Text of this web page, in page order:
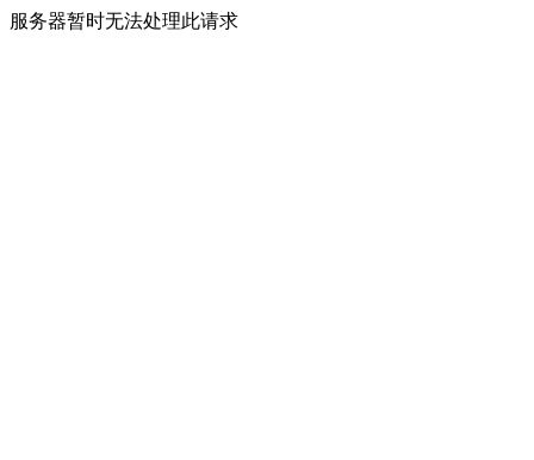
服务器暂时无法处理此请求